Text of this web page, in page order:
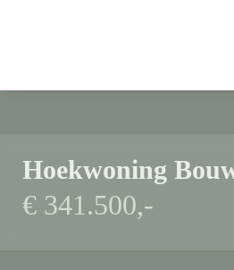
Hoekwoning
€ 341.500,-